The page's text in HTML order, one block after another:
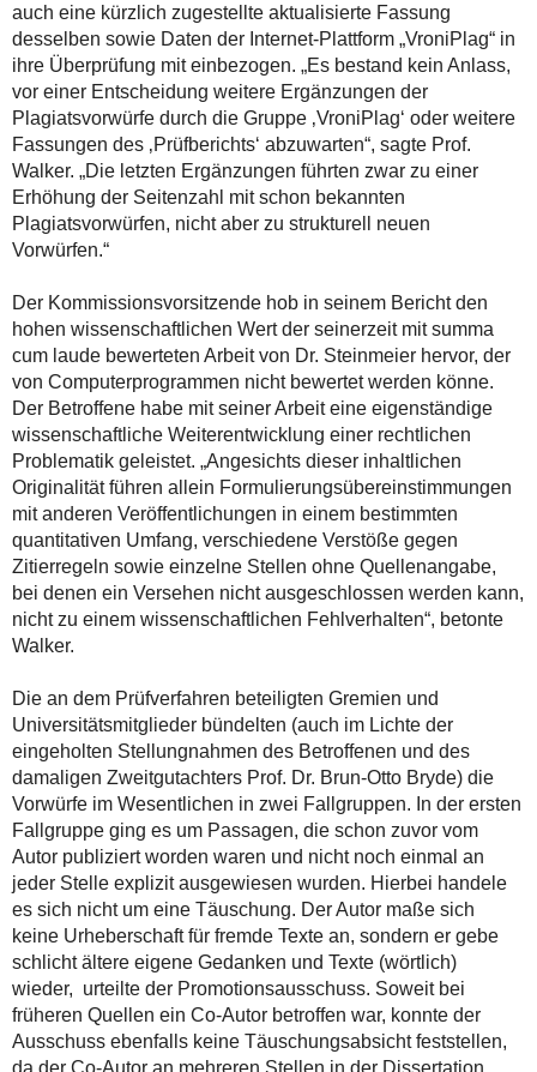
auch eine kürzlich zugestellte aktualisierte Fassung
desselben sowie Daten der Internet-Plattform „VroniPlag“ in
ihre Überprüfung mit einbezogen. „Es bestand kein Anlass,
vor einer Entscheidung weitere Ergänzungen der
Plagiatsvorwürfe durch die Gruppe ‚VroniPlag‘ oder weitere
Fassungen des ‚Prüfberichts‘ abzuwarten“, sagte Prof.
Walker. „Die letzten Ergänzungen führten zwar zu einer
Erhöhung der Seitenzahl mit schon bekannten
Plagiatsvorwürfen, nicht aber zu strukturell neuen
Vorwürfen.“
Der Kommissionsvorsitzende hob in seinem Bericht den
hohen wissenschaftlichen Wert der seinerzeit mit summa
cum laude bewerteten Arbeit von Dr. Steinmeier hervor, der
von Computerprogrammen nicht bewertet werden könne.
Der Betroffene habe mit seiner Arbeit eine eigenständige
wissenschaftliche Weiterentwicklung einer rechtlichen
Problematik geleistet. „Angesichts dieser inhaltlichen
Originalität führen allein Formulierungsübereinstimmungen
mit anderen Veröffentlichungen in einem bestimmten
quantitativen Umfang, verschiedene Verstöße gegen
Zitierregeln sowie einzelne Stellen ohne Quellenangabe,
bei denen ein Versehen nicht ausgeschlossen werden kann,
nicht zu einem wissenschaftlichen Fehlverhalten“, betonte
Walker.
Die an dem Prüfverfahren beteiligten Gremien und
Universitätsmitglieder bündelten (auch im Lichte der
eingeholten Stellungnahmen des Betroffenen und des
damaligen Zweitgutachters Prof. Dr. Brun-Otto Bryde) die
Vorwürfe im Wesentlichen in zwei Fallgruppen. In der ersten
Fallgruppe ging es um Passagen, die schon zuvor vom
Autor publiziert worden waren und nicht noch einmal an
jeder Stelle explizit ausgewiesen wurden. Hierbei handele
es sich nicht um eine Täuschung. Der Autor maße sich
keine Urheberschaft für fremde Texte an, sondern er gebe
schlicht ältere eigene Gedanken und Texte (wörtlich)
wieder, urteilte der Promotionsausschuss. Soweit bei
früheren Quellen ein Co-Autor betroffen war, konnte der
Ausschuss ebenfalls keine Täuschungsabsicht feststellen,
da der Co-Autor an mehreren Stellen in der Dissertation